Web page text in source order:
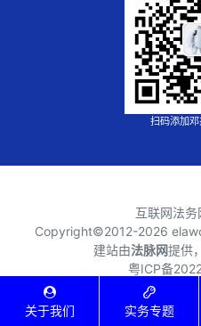
扫码添加
互联网法
Copyright©2012-2026
建站由法脉网提供
粤ICP备
XML地图
关于我们
实务专题